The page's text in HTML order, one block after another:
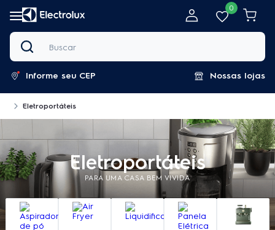
0
Buscar
Informe seu CEP Nossas lojas
Eletroportáteis
Eletroportáteis
PARA UMA CASA BEM VIVIDA